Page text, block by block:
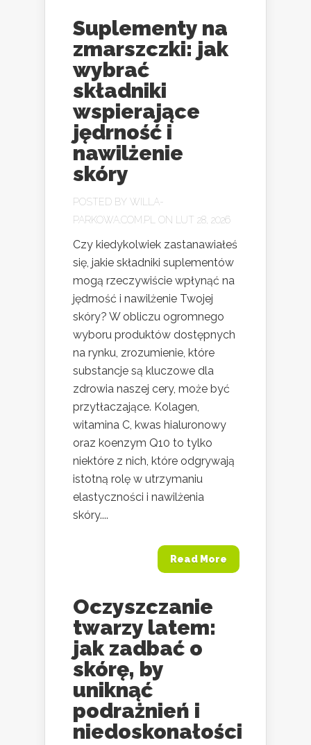
Suplementy na
zmarszczki: jak
wybrać
składniki
wspierające
jędrność i
nawilżenie
skóry
POSTED BY WILLA-
PARKOWA.COM.PL
ON LUT 28, 2026
Czy kiedykolwiek zastanawiałeś
się, jakie składniki suplementów
mogą rzeczywiście wpłynąć na
jędrność i nawilżenie Twojej
skóry? W obliczu ogromnego
wyboru produktów dostępnych
na rynku, zrozumienie, które
substancje są kluczowe dla
zdrowia naszej cery, może być
przytłaczające. Kolagen,
witamina C, kwas hialuronowy
oraz koenzym Q10 to tylko
niektóre z nich, które odgrywają
istotną rolę w utrzymaniu
elastyczności i nawilżenia
skóry....
Read More
Oczyszczanie
twarzy latem:
jak zadbać o
skórę, by
uniknąć
podrażnień i
niedoskonałości